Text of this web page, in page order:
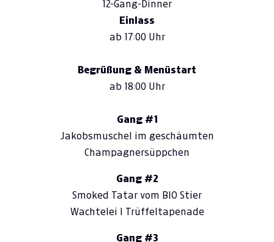
12-Gang-Dinner
Einlass
ab 17:00 Uhr
Begrüßung & Menüstart
ab 18:00 Uhr
Gang #1
Jakobsmuschel im geschäumten
Champagnersüppchen
Gang #2
Smoked Tatar vom BIO Stier
Wachtelei I Trüffeltapenade
Gang #3